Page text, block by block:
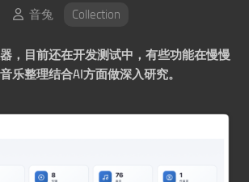
音兔 Collection
，目前还在开发测试中，有些功能在慢慢
乐整理结合AI方面做深入研究。